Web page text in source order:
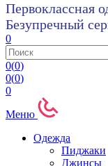
Первоклассная
Безупречный
0
0(0)
0(0)
0
Меню
Одежда
Пиджаки
Джинсы